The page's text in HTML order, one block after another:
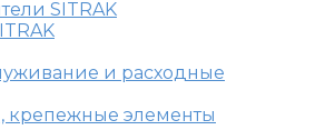
SITRAK
и расходные
крепежные элементы